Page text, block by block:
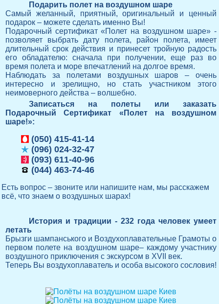
Подарить полет на воздушном шаре
Самый желанный, приятный, оригинальный и ценный
подарок – можете сделать именно Вы!
Подарочный сертификат «Полет на воздушном шаре» -
позволяет выбрать дату полета, район полета, имеет
длительный срок действия и принесет тройную радость
его обладателю: сначала при получении, еще раз во
время полета и море впечатлений на долгое время.
Наблюдать за полетами воздушных шаров – очень
интересно и зрелищно, но стать участником этого
неимоверного действа – волшебно.
Записаться на полеты или заказать
Подарочный Сертификат «Полет на воздушном
шаре!»:
(050) 415-41-14
(096) 024-32-47
(093) 611-40-96
(044) 463-74-46
Есть вопрос – звоните или напишите нам, мы расскажем
всё, что знаем о воздушных шарах!
История и традиции - 232 года человек умеет
летать
Брызги шампанського и Воздухоплавательные Грамоты о
первом полете на воздушном шаре– каждому участнику
воздушного приключения с экскурсом в XVII век.
Теперь Вы воздухоплаватель и особа высокого сословия!